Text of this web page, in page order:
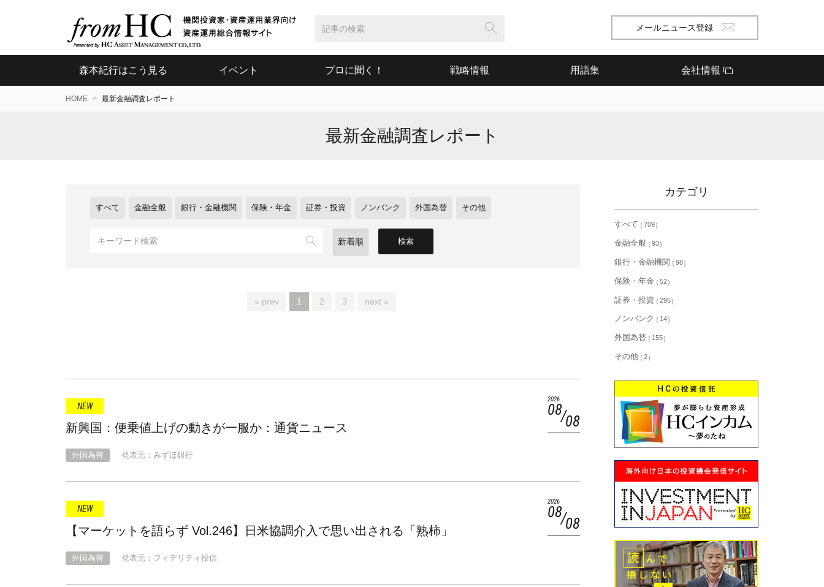
メールニュース登録
森本紀行はこう見る イベント プロに聞く！ 戦略情報 用語集 会社情報
HOME 最新金融調査レポート
最新金融調査レポート
すべて 金融全般 銀行・金融機関 保険・年金 証券・投資 ノンバンク 外国為替 その他
« prev 1 2 3 next »
2026
08
08
新興国：便乗値上げの動きが一服か：通貨ニュース
外国為替 発表元：みずほ銀行
2026
08
08
【マーケットを語らず Vol.246】日米協調介入で思い出される「熟柿」
外国為替 発表元：フィデリティ投信
カテゴリ
すべて 709
金融全般 93
銀行・金融機関 98
保険・年金 52
証券・投資 295
ノンバンク 14
外国為替 155
その他 2